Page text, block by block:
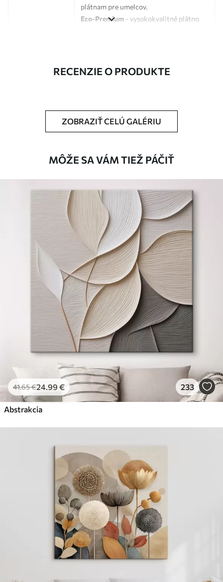
plátnam pre umelcov.
Eco-Premium - vysokokvalitné plátno
s31871
Dostupné materiály
Štandard
Odolné voči vyblednutiu
Bezpečný atrament bez zápachu
Povrch podobný plátnu
Ekologický materiál
Premium
.00
Žiarivé a sýte farby
Odolné voči vyblednutiu
Bezpečný atrament bez zápachu
Povrch podobný plátnu
Ekologický materiál
Eko-Premium
Od 36.00€
✓Žiarivé a sýte farby
✓Odolné voči vyblednutiu
Ekologický materiál
RECENZIE O PRODUKTE
ZOBRAZIŤ CELÚ GALÉRIU
MÔŽE SA VÁM TIEŽ PÁČIŤ
41.65€24.99 € 233
Abstrakcia